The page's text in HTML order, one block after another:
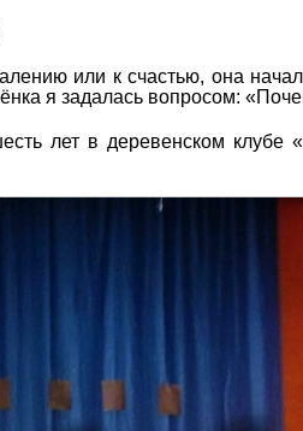
или к счастью, она
я задалась вопросом:
лет в деревенском клубе